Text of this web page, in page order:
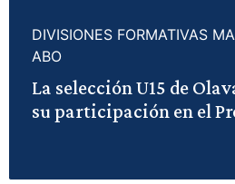
DIVISIONES FORMATIVAS
ABO
La selección U15 de
su participación en el